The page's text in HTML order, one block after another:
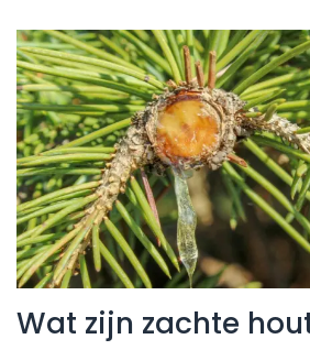
Wat zijn zachte